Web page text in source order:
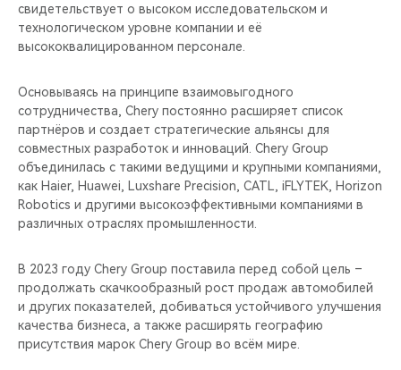
свидетельствует о высоком исследовательском и
технологическом уровне компании и её
высококвалицированном персонале.
Основываясь на принципе взаимовыгодного
сотрудничества, Chery постоянно расширяет список
партнёров и создает стратегические альянсы для
совместных разработок и инноваций. Chery Group
объединилась с такими ведущими и крупными компаниями,
как Haier, Huawei, Luxshare Precision, CATL, iFLYTEK, Horizon
Robotics и другими высокоэффективными компаниями в
различных отраслях промышленности.
В 2023 году Chery Group поставила перед собой цель –
продолжать скачкообразный рост продаж автомобилей
и других показателей, добиваться устойчивого улучшения
качества бизнеса, а также расширять географию
присутствия марок Chery Group во всём мире.